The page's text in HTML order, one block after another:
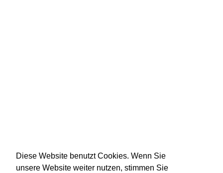
Diese Website benutzt Cookies. Wenn Sie
unsere Website weiter nutzen, stimmen Sie